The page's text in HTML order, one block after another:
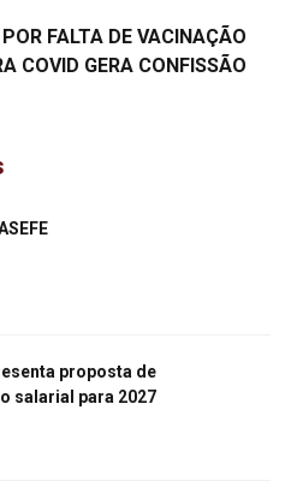
FALTA DE VACINAÇÃO
COVID GERA CONFISSÃO
proposta de
salarial para 2027